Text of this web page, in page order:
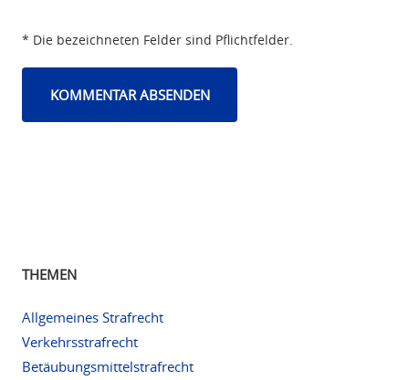
* Die bezeichneten Felder sind Pflichtfelder.
THEMEN
Allgemeines Strafrecht
Verkehrsstrafrecht
Betäubungsmittelstrafrecht